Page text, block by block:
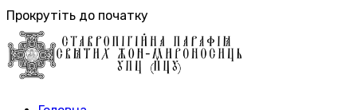
Прокрутіть до початку